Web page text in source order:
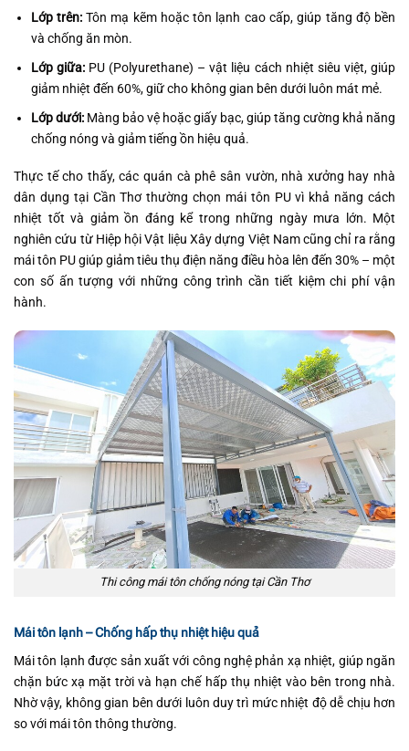
Lớp trên:Tôn mạ kẽm hoặc tôn lạnh cao cấp, giúp tăng độ bền
và chống ăn mòn.
Lớp giữa:PU (Polyurethane) – vật liệu cách nhiệt siêu việt, giúp
giảm nhiệt đến 60%, giữ cho không gian bên dưới luôn mát mẻ.
Lớp dưới:Màng bảo vệ hoặc giấy bạc, giúp tăng cường khả năng
chống nóng và giảm tiếng ồn hiệu quả.
Thực tế cho thấy, các quán cà phê sân vườn, nhà xưởng hay nhà
dân dụng tại Cần Thơ thường chọn mái tôn PU vì khả năng cách
nhiệt tốt và giảm ồn đáng kể trong những ngày mưa lớn. Một
nghiên cứu từ Hiệp hội Vật liệu Xây dựng Việt Nam cũng chỉ ra rằng
mái tôn PU giúp giảm tiêu thụ điện năng điều hòa lên đến 30% – một
con số ấn tượng với những công trình cần tiết kiệm chi phí vận
hành.
Thi công mái tôn chống nóng tại Cần Thơ
Mái tôn lạnh – Chống hấp thụ nhiệt hiệu quả
Mái tôn lạnh được sản xuất với công nghệ phản xạ nhiệt, giúp ngăn
chặn bức xạ mặt trời và hạn chế hấp thụ nhiệt vào bên trong nhà.
Nhờ vậy, không gian bên dưới luôn duy trì mức nhiệt độ dễ chịu hơn
so với mái tôn thông thường.